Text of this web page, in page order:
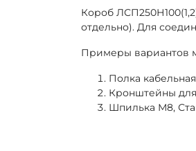
Короб
отдельно). Для
Примеры вариантов
Полка кабельная
Кронштейны
Шпилька М8,